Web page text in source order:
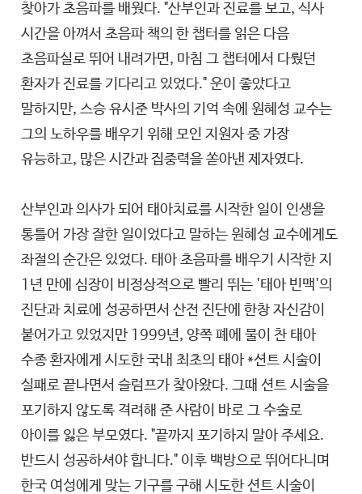
찾아가 초음파를 배웠다. "산부인과 진료를 보고, 식사
시간을 아껴서 초음파 책의 한 챕터를 읽은 다음
초음파실로 뛰어 내려가면, 마침 그 챕터에서 다뤘던
환자가 진료를 기다리고 있었다." 운이 좋았다고
말하지만, 스승 유시준 박사의 기억 속에 원혜성 교수는
그의 노하우를 배우기 위해 모인 지원자 중 가장
유능하고, 많은 시간과 집중력을 쏟아낸 제자였다.
산부인과 의사가 되어 태아치료를 시작한 일이 인생을
통틀어 가장 잘한 일이었다고 말하는 원혜성 교수에게도
좌절의 순간은 있었다. 태아 초음파를 배우기 시작한 지
1년 만에 심장이 비정상적으로 빨리 뛰는 '태아 빈맥'의
진단과 치료에 성공하면서 산전 진단에 한창 자신감이
붙어가고 있었지만 1999년, 양쪽 폐에 물이 찬 태아
수종 환자에게 시도한 국내 최초의 태아 *션트 시술이
실패로 끝나면서 슬럼프가 찾아왔다. 그때 션트 시술을
포기하지 않도록 격려해 준 사람이 바로 그 수술로
아이를 잃은 부모였다. "끝까지 포기하지 말아 주세요.
반드시 성공하셔야 합니다." 이후 백방으로 뛰어다니며
한국 여성에게 맞는 기구를 구해 시도한 션트 시술이